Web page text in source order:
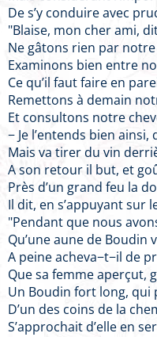
De s’y conduire avec
"Blaise, mon cher ami,
Ne gâtons rien par
Examinons bien entre
Ce qu’il faut faire en
Remettons à demain
Et consultons notre
− Je l’entends bien
Mais va tirer du vin
A son retour il but, et
Près d’un grand feu la
Il dit, en s’appuyant sur
"Pendant que nous
Qu’une aune de
A peine acheva−t−il de
Que sa femme aperçut,
Un Boudin fort long, qui
D’un des coins de la
S’approchait d’elle en